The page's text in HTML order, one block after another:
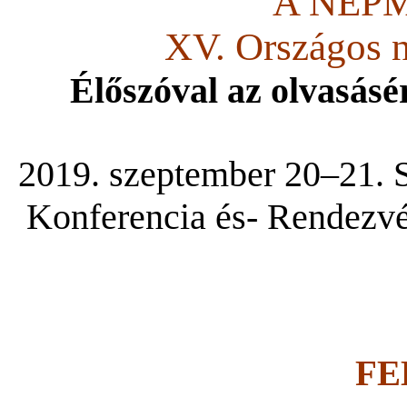
XV. Országos
Élőszóval az
2019. szeptember 20–21.
Konferencia és-